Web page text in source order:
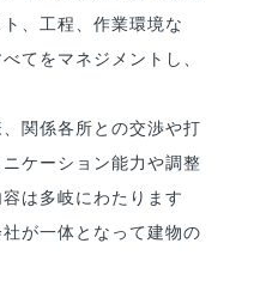
、工程、作業環境な
てをマネジメントし、
関係各所との交渉や打
ケーション能力や調整
は多岐にわたります
が一体となって建物の